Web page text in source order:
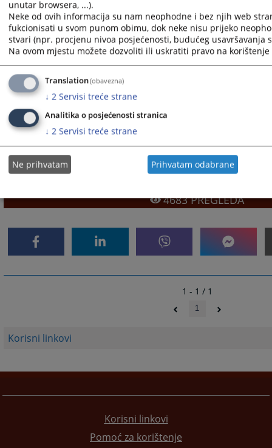
Korisni linkovi
Općinski sud u Živinicama
Osnovni sud u Derventi
Osnovni sud u Kotor Varošu
Osnovni sud u Modriči
Osnovni sud u Mrkonjić Gradu
Osnovni sud u Novom Gradu
Osnovni sud u Sokocu
Osnovni sud u Višegradu
Osnovni sud u Zvorniku
4683PREGLEDA
1 - 1 / 1
1
Korisni linkovi
Pomoć za korištenje
unutar browsera, ...).
Neke od ovih informacija su nam neophodne i bez njih web
fukcionisati u svom punom obimu, dok neke nisu prijeko
stvari (npr. procjenu nivoa posjećenosti, budućeg usavršavanja
Na ovom mjestu možete dozvoliti ili uskratiti pravo na
Translation(obavezna)
↓ 2 Servisi treće strane
Analitika o posjećenosti stranica
↓ 2 Servisi treće strane
Ne prihvatam Prihvatam odabrane